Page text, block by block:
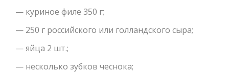
— куриное филе 350 г;
— 250 г российского или голландского сыра;
— яйца 2 шт.;
— несколько зубков чеснока;